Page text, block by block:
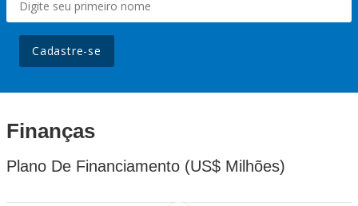
Cadastre-se
Finanças
Plano De Financiamento (US$ Milhões)